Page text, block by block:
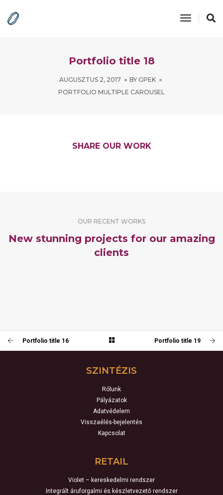
Toggle
Portfolio title 18
AUGUSZTUS 2, 2017 BY GPEK
PORTFOLIO MULTIPLE CAROUSEL
SHARE OUR WORK
OUR RECENT WORKS
New stunning projects for our amazing
clients
PORTFOLIO MULTIPLE CAROUSEL
PORTFOLIO MULTIPLE CAROUSEL
Portfolio title 16 Portfolio title 19
SZINTÉZIS
Rólunk
Pályázatok
Adatvédelem
Visszaélés-bejelentés
Kapcsolat
RETAIL
Violet – kereskedelmi rendszer
Integrált áruforgalmi és készletvezető rendszer